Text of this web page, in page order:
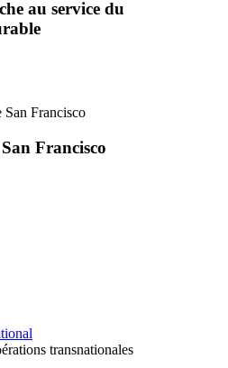
au service du
San Francisco
Francisco
transnationales